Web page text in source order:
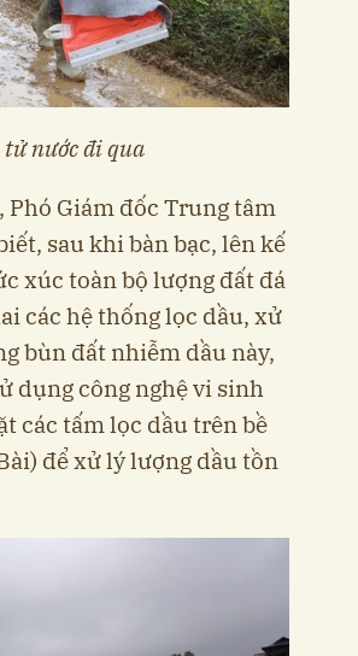
tử nước đi qua
Phó Giám đốc Trung tâm
sau khi bàn bạc, lên kế
xúc toàn bộ lượng đất đá
các hệ thống lọc dầu, xử
bùn đất nhiễm dầu này,
dụng công nghệ vi sinh
các tấm lọc dầu trên bề
để xử lý lượng dầu tồn